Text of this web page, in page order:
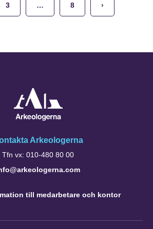
3 … 8 ›
Arkeologerna
Tfn vx: 010-480 80 00
till medarbetare och kontor